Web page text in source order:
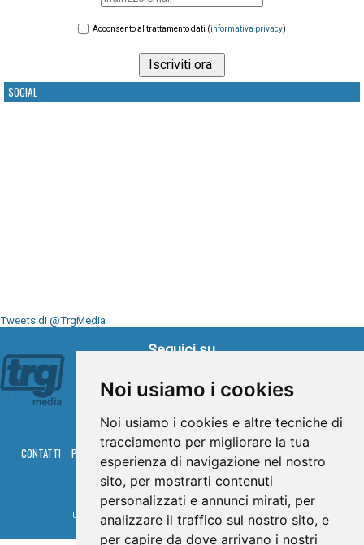
Noi usiamo i cookies
Noi usiamo i cookies e altre tecniche di
tracciamento per migliorare la tua
esperienza di navigazione nel nostro
sito, per mostrarti contenuti
personalizzati e annunci mirati, per
analizzare il traffico sul nostro sito, e
per capire da dove arrivano i nostri
Acconsento al trattamento dati (informativa privacy)
SOCIAL
Tweets di @TrgMedia
Seguici su
CONTATTI PRIVACY COOKIES PALINSESTO DIRETTA TV
DIRETTA RADIO
RGM HITRADIO
© TRG Media 2005-2026
Umbria Televisioni s.r.l. - P.I.00496230541 - www.trgmedia.it - Powered by